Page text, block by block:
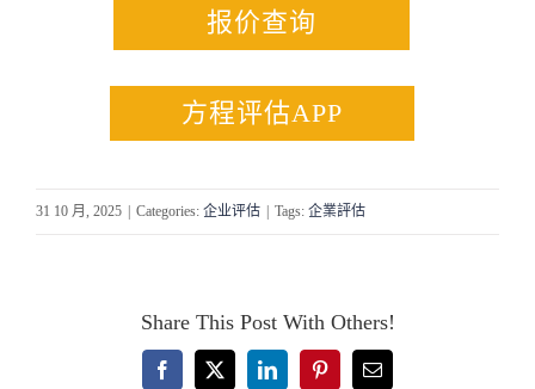
报价查询
方程评估APP
31 10 月, 2025 Categories: 企业评估 Tags: 企業評估
Share This Post With Others!
Facebook
X LinkedInPinterestEmail